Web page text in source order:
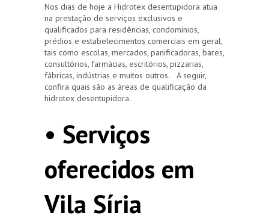
Nos dias de hoje a Hidrotex desentupidora atua
na prestação de serviços exclusivos e
qualificados para residências, condomínios,
prédios e estabelecimentos comerciais em geral,
tais como escolas, mercados, panificadoras, bares,
consultórios, farmácias, escritórios, pizzarias,
fábricas, indústrias e muitos outros. A seguir,
confira quais são as áreas de qualificação da
hidrotex desentupidora.
• Serviços
oferecidos em
Vila Síria